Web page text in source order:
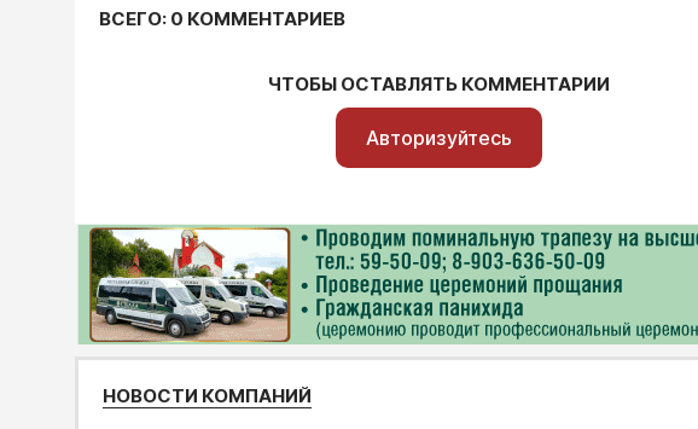
ВСЕГО: 0 КОММЕНТАРИЕВ
ЧТОБЫ ОСТАВЛЯТЬ КОММЕНТАРИИ
Авторизуйтесь
НОВОСТИ КОМПАНИЙ